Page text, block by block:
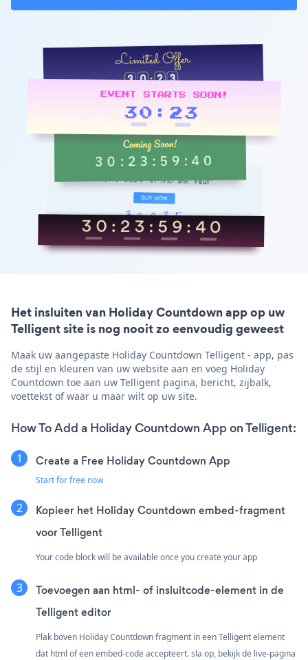
Het insluiten van Holiday Countdown app op uw
Telligent site is nog nooit zo eenvoudig geweest
Maak uw aangepaste Holiday Countdown Telligent - app, pas
de stijl en kleuren van uw website aan en voeg Holiday
Countdown toe aan uw Telligent pagina, bericht, zijbalk,
voettekst of waar u maar wilt op uw site.
How To Add a Holiday Countdown App on Telligent:
Create a Free Holiday Countdown App
Start for free now
Kopieer het Holiday Countdown embed-fragment
voor Telligent
Your code block will be available once you create your app
Toevoegen aan html- of insluitcode-element in de
Telligent editor
Plak boven Holiday Countdown fragment in een Telligent element
dat html of een embed-code accepteert. sla op, bekijk de live-pagina